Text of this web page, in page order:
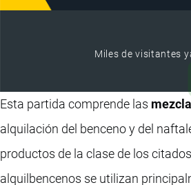
Miles de visitantes
Esta partida comprende las
alquilación del benceno y del
productos de la clase de los
alquilbencenos se utilizan